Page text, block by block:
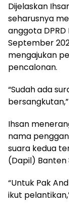
Dijelaskan
seharusnya
anggota
September
mengajukan
pencalonan.
“Sudah ada
Ihsan
nama
suara kedua
(Dapil) Banten
“Untuk Pak
ikut